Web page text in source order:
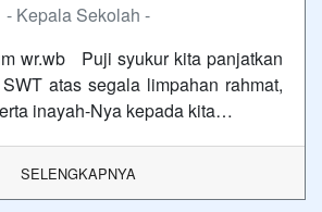
- Kepala Sekolah -
wr.wb Puji syukur kita panjatkan
atas segala limpahan rahmat,
inayah-Nya kepada kita…
SELENGKAPNYA